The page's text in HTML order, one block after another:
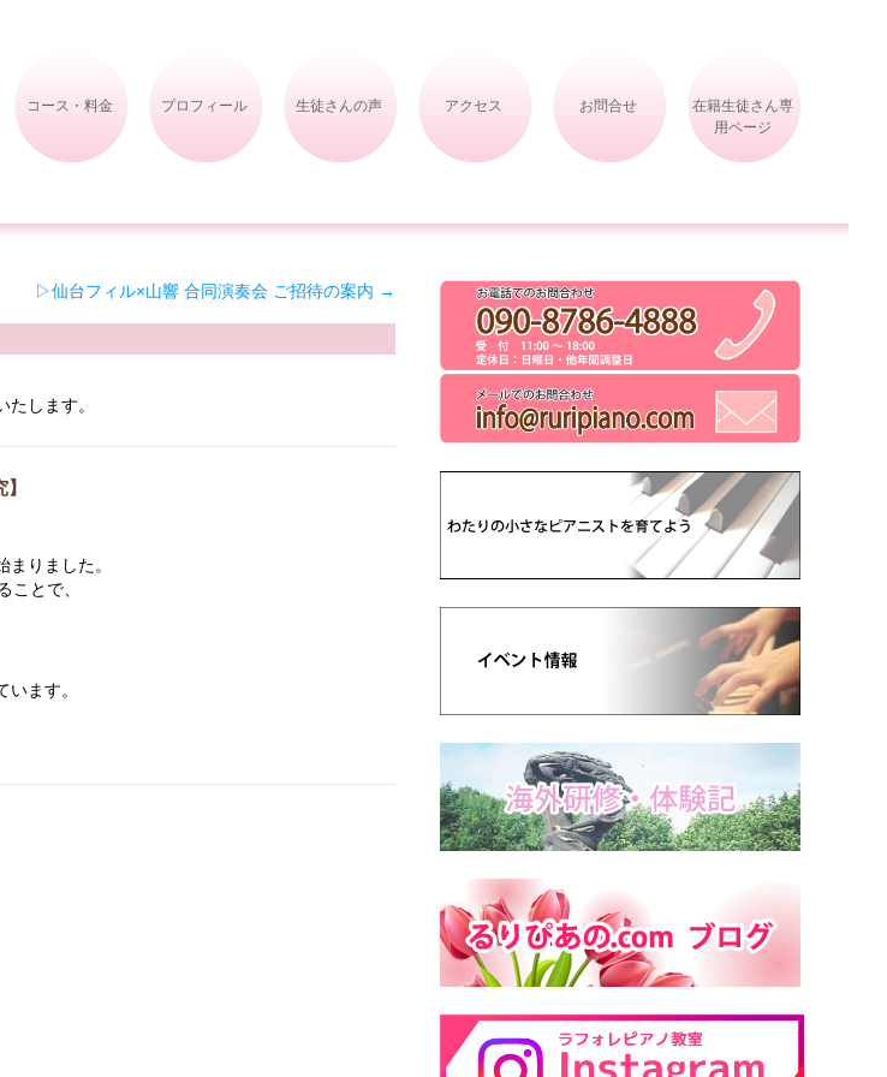
コース・料金 プロフィール 生徒さんの声 アクセス お問合せ
在籍生徒さん専
用ページ
▷仙台フィル×山響 合同演奏会 ご招待の案内 →
します。
りました。
ことで、
ます。